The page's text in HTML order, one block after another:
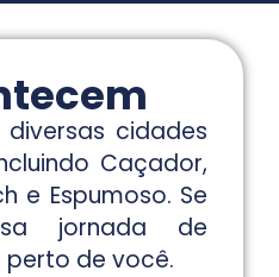
cidades
Caçador,
e Espumoso. Se
jornada de
de você.